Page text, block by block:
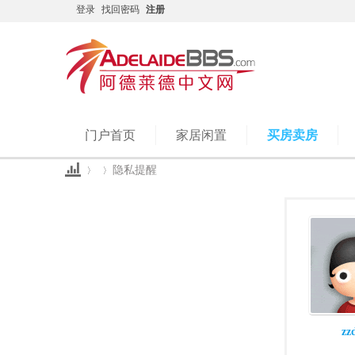
登录 找回密码 注册
门户首页 家居闲置 买房卖房
隐私提醒